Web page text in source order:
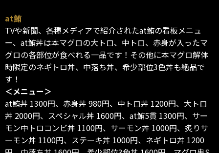
at鮪
TVや新聞、各種メディアで紹介されたat鮪の看板メニュ
ー、at鮪丼は本マグロの大トロ、中トロ、赤身が入ったマ
グロの各部位が食べれる一品です！その他に本マグロ解体
時限定のネギトロ丼、中落ち丼、希少部位3色丼も絶品で
す！
＜メニュー＞
at鮪丼 1300円、赤身丼 980円、中トロ丼 1200円、大トロ
丼 2000円、スペシャル丼 1600円、at鮪5貫 1300円、サー
モン中トロコンビ丼 1100円、サーモン丼 1000円、炙りサ
ーモン丼 1100円、ステーキ丼 1000円、ネギトロ丼 1200